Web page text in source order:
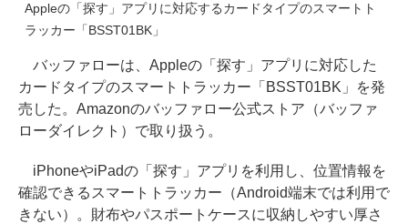
Appleの「探す」アプリに対応するカードタイプのスマートト
ラッカー「BSST01BK」
バッファローは、Appleの「探す」アプリに対応した
カードタイプのスマートトラッカー「BSST01BK」を発
売した。Amazonのバッファロー公式ストア（バッファ
ローダイレクト）で取り扱う。
iPhoneやiPadの「探す」アプリを利用し、位置情報を
確認できるスマートトラッカー（Android端末では利用で
きない）。財布やパスポートケースに収納しやすい厚さ